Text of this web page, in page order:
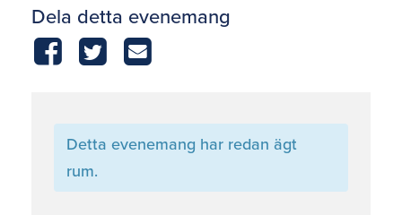
Dela detta evenemang
Detta evenemang har redan ägt
rum.